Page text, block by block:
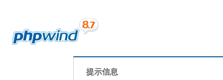
提示信息